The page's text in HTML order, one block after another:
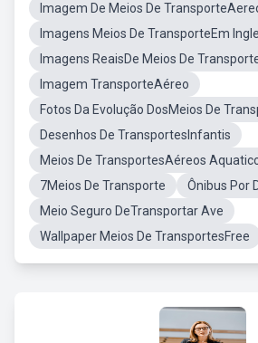
Imagem De Meios De
Imagens Meios De TransporteEm
Imagens ReaisDe Meios De
Imagem TransporteAéreo
Fotos Da Evolução DosMeios De
Desenhos De TransportesInfantis
Meios De TransportesAéreos
7Meios De Transporte
Ônibus Por
Meio Seguro DeTransportar Ave
Wallpaper Meios De TransportesFree